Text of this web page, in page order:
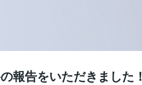
報告をいただきました！